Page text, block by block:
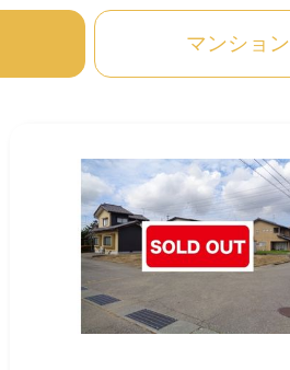
マンション